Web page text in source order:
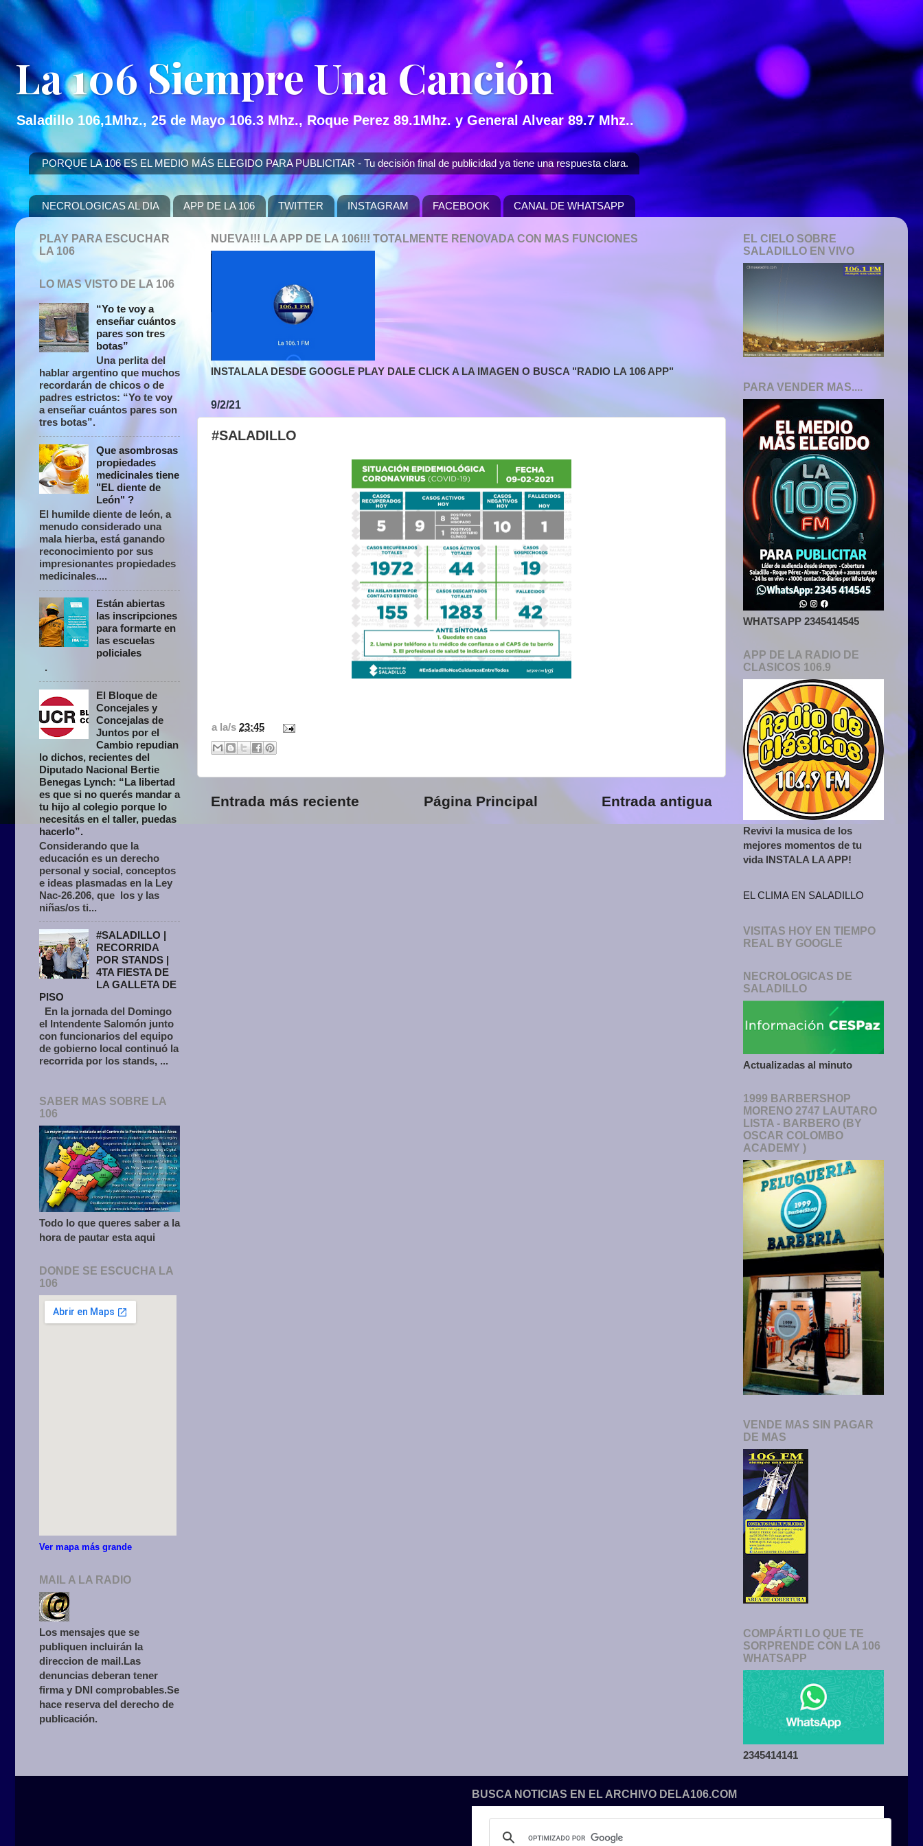
La 106 Siempre Una Canción
Saladillo 106,1Mhz., 25 de Mayo 106.3 Mhz., Roque Perez 89.1Mhz. y General Alvear 89.7 Mhz..
PORQUE LA 106 ES EL MEDIO MÁS ELEGIDO PARA PUBLICITAR - Tu decisión final de publicidad ya tiene una respuesta clara.
NECROLOGICAS AL DIA APP DE LA 106 TWITTER INSTAGRAM FACEBOOK CANAL DE WHATSAPP
NUEVA!!! LA APP DE LA 106!!! TOTALMENTE RENOVADA CON MAS FUNCIONES
INSTALALA DESDE GOOGLE PLAY DALE CLICK A LA IMAGEN O BUSCA "RADIO LA 106 APP"
9/2/21
#SALADILLO
a la/s 23:45
Entrada más reciente Entrada antigua
Página Principal
PLAY PARA ESCUCHAR
LA 106
LO MAS VISTO DE LA 106
“Yo te voy a
enseñar cuántos
pares son tres
botas”
Una perlita del
hablar argentino que muchos
recordarán de chicos o de
padres estrictos: “Yo te voy
a enseñar cuántos pares son
tres botas”.
Que asombrosas
propiedades
medicinales tiene
"EL diente de
León" ?
El humilde diente de león, a
menudo considerado una
mala hierba, está ganando
reconocimiento por sus
impresionantes propiedades
medicinales....
Están abiertas
las inscripciones
para formarte en
las escuelas
policiales
.
El Bloque de
Concejales y
Concejalas de
Juntos por el
Cambio repudian
lo dichos, recientes del
Diputado Nacional Bertie
Benegas Lynch: “La libertad
es que si no querés mandar a
tu hijo al colegio porque lo
necesitás en el taller, puedas
hacerlo”.
Considerando que la
educación es un derecho
personal y social, conceptos
e ideas plasmadas en la Ley
Nac-26.206, que los y las
niñas/os ti...
#SALADILLO |
RECORRIDA
POR STANDS |
4TA FIESTA DE
LA GALLETA DE
PISO
En la jornada del Domingo
el Intendente Salomón junto
con funcionarios del equipo
de gobierno local continuó la
recorrida por los stands, ...
SABER MAS SOBRE LA
106
Todo lo que queres saber a la
hora de pautar esta aqui
DONDE SE ESCUCHA LA
106
Ver mapa más grande
MAIL A LA RADIO
Los mensajes que se
publiquen incluirán la
direccion de mail.Las
denuncias deberan tener
firma y DNI comprobables.Se
hace reserva del derecho de
publicación.
EL CIELO SOBRE
SALADILLO EN VIVO
PARA VENDER MAS....
WHATSAPP 2345414545
APP DE LA RADIO DE
CLASICOS 106.9
Revivi la musica de los
mejores momentos de tu
vida INSTALA LA APP!
EL CLIMA EN SALADILLO
VISITAS HOY EN TIEMPO
REAL BY GOOGLE
NECROLOGICAS DE
SALADILLO
Actualizadas al minuto
1999 BARBERSHOP
MORENO 2747 LAUTARO
LISTA - BARBERO (BY
OSCAR COLOMBO
ACADEMY )
VENDE MAS SIN PAGAR
DE MAS
COMPÁRTI LO QUE TE
SORPRENDE CON LA 106
WHATSAPP
2345414141
BUSCA NOTICIAS EN EL ARCHIVO DELA106.COM